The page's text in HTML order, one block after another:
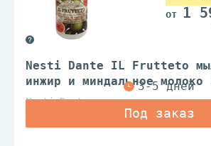
Nesti Dante IL Frutteto
инжир и миндальное молоко
Nesti Dante
1